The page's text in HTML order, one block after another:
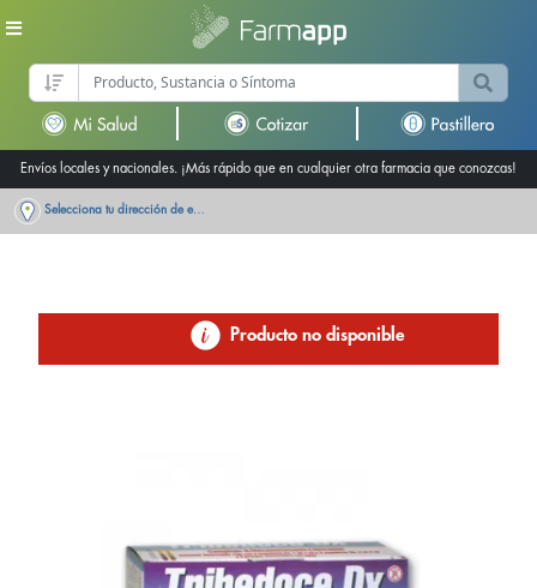
Envíos locales y nacionales. ¡Más rápido que en cualquier otra farmacia que conozcas!
Selecciona tu dirección de entrega
Producto no disponible